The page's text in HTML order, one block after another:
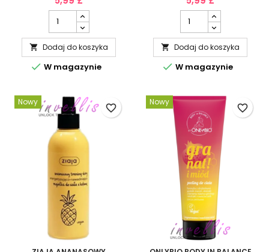
 Dodaj do koszyka
 W magazynie
 Dodaj do koszyka
 W magazynie
Nowy
favorite_border
Nowy
favorite_border